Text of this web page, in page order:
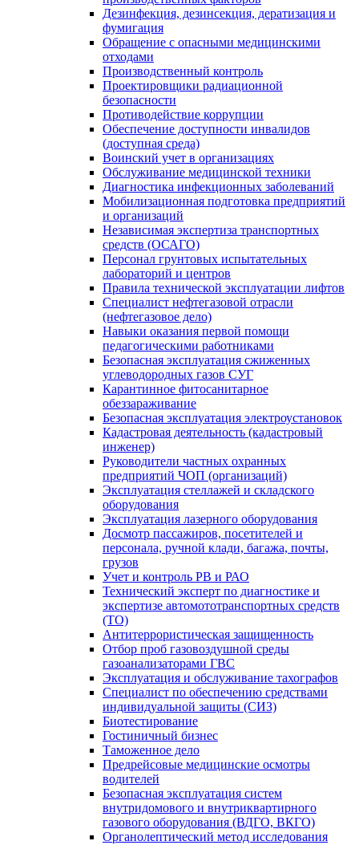
Дезинфекция, дезинсекция, дератизация и
фумигация
Обращение с опасными медицинскими
отходами
Производственный контроль
Проектировщики радиационной
безопасности
Противодействие коррупции
Обеспечение доступности инвалидов
(доступная среда)
Воинский учет в организациях
Обслуживание медицинской техники
Диагностика инфекционных заболеваний
Мобилизационная подготовка предприятий
и организаций
Независимая экспертиза транспортных
средств (ОСАГО)
Персонал грунтовых испытательных
лабораторий и центров
Правила технической эксплуатации лифтов
Специалист нефтегазовой отрасли
(нефтегазовое дело)
Навыки оказания первой помощи
педагогическими работниками
Безопасная эксплуатация сжиженных
углеводородных газов СУГ
Карантинное фитосанитарное
обеззараживание
Безопасная эксплуатация электроустановок
Кадастровая деятельность (кадастровый
инженер)
Руководители частных охранных
предприятий ЧОП (организаций)
Эксплуатация стеллажей и складского
оборудования
Эксплуатация лазерного оборудования
Досмотр пассажиров, посетителей и
персонала, ручной клади, багажа, почты,
грузов
Учет и контроль РВ и РАО
Технический эксперт по диагностике и
экспертизе автомототранспортных средств
(ТО)
Антитеррористическая защищенность
Отбор проб газовоздушной среды
газоанализаторами ГВС
Эксплуатация и обслуживание тахографов
Специалист по обеспечению средствами
индивидуальной защиты (СИЗ)
Биотестирование
Гостиничный бизнес
Таможенное дело
Предрейсовые медицинские осмотры
водителей
Безопасная эксплуатация систем
внутридомового и внутриквартирного
газового оборудования (ВДГО, ВКГО)
Органолептический метод исследования